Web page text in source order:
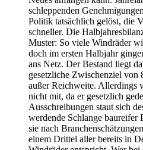
schleppenden
Politik tatsächlich gelöst, die
schneller. Die
Muster: So viele Windräder
doch im ersten Halbjahr
ans Netz. Der Bestand liegt
gesetzliche Zwischenziel von
außer Reichweite. Allerdings
nicht mit, da er gesetzlich
Ausschreibungen staut sich
werdende Schlange baureifer
sie nach
einem Drittel aller bereits in